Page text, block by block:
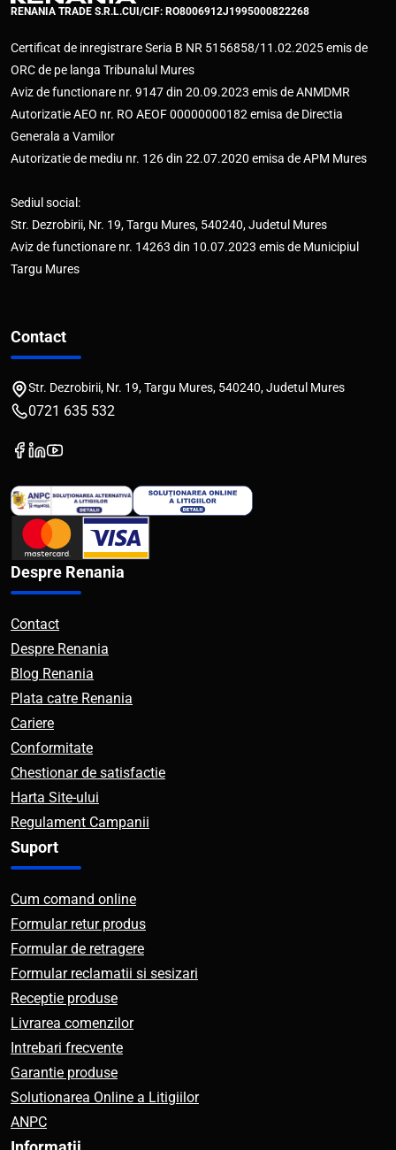
RENANIA TRADE S.R.L.CUI/CIF: RO8006912J1995000822268
Certificat de inregistrare Seria B NR 5156858/11.02.2025 emis de
ORC de pe langa Tribunalul Mures
Aviz de functionare nr. 9147 din 20.09.2023 emis de ANMDMR
Autorizatie AEO nr. RO AEOF 00000000182 emisa de Directia
Generala a Vamilor
Autorizatie de mediu nr. 126 din 22.07.2020 emisa de APM Mures
Sediul social:
Str. Dezrobirii, Nr. 19, Targu Mures, 540240, Judetul Mures
Aviz de functionare nr. 14263 din 10.07.2023 emis de Municipiul
Targu Mures
Contact
Str. Dezrobirii, Nr. 19, Targu Mures, 540240, Judetul Mures
0721 635 532
Despre Renania
Contact
Despre Renania
Blog Renania
Plata catre Renania
Cariere
Conformitate
Chestionar de satisfactie
Harta Site-ului
Regulament Campanii
Suport
Cum comand online
Formular retur produs
Formular de retragere
Formular reclamatii si sesizari
Receptie produse
Livrarea comenzilor
Intrebari frecvente
Garantie produse
Solutionarea Online a Litigiilor
ANPC